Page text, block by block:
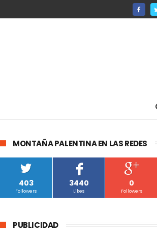
MONTAÑA PALENTINA EN LAS REDES
403
Followers
3440
Likes
0
Followers
PUBLICIDAD